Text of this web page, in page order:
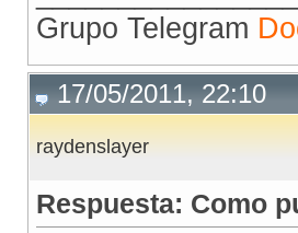
Grupo Telegram
17/05/2011, 22:10
raydenslayer
Respuesta: Como